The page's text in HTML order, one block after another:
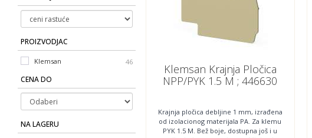
PROIZVODJAC
Klemsan 46
CENA DO
NA LAGERU
Klemsan Krajnja Pločica
NPP/PYK 1.5 M ; 446630
Krajnja pločica debljine 1 mm, izrađena
od izolacionog materijala PA. Za klemu
PYK 1.5 M. Bež boje, dostupna još i u